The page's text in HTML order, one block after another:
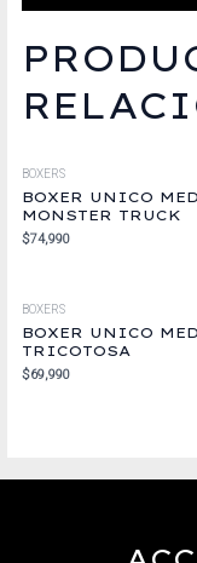
BOXERS
BOXER UNICO
MONSTER TRUCK
$74,990
BOXERS
BOXER UNICO
TRICOTOSA
$69,990